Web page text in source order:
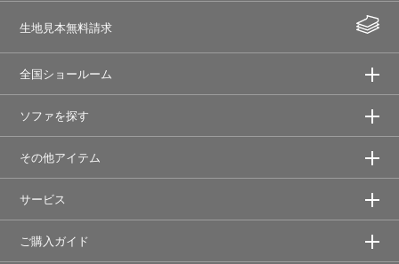
生地見本無料請求
全国ショールーム
ソファを探す
その他アイテム
サービス
ご購入ガイド